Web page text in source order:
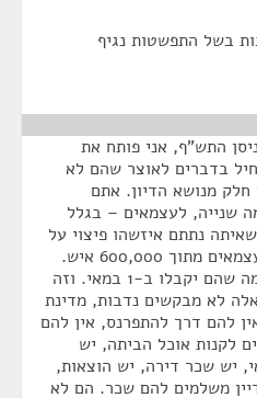
בשל התפשטות נגיף
2020, כ"ט בניסן התש"ף, אני פותח את
בדברים לאוצר שהם לא
מנושא הדיון. אתם
פעימה שנייה, לעצמאים – בגלל
נתתם איזשהו פיצוי על
חודש מרץ לבקושי 100,000 עצמאים מתוך 600,000 איש.
אנשים מחכים את כל אפריל למה שהם יקבלו ב-1 במאי. וזה
לא מבקשים נדבות, מדינת
להם דרך להתפרנס, אין להם
לקנות אוכל הביתה, יש
שיורד ב-1 במאי, יש שכר דירה, יש הוצאות,
משלמים להם שכר. הם לא